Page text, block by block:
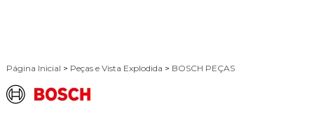
Página Inicial > Peças e Vista Explodida > BOSCH PEÇAS